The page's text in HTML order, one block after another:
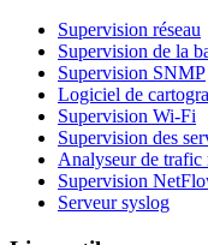
Supervision réseau
Supervision de la
Supervision SNMP
Logiciel de
Supervision Wi-Fi
Supervision des
Analyseur de trafic
Supervision
Serveur syslog